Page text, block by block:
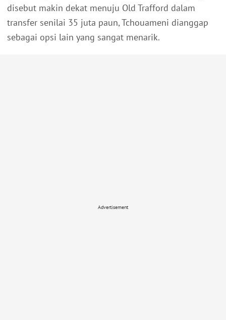
disebut makin dekat menuju Old Trafford dalam
transfer senilai 35 juta paun, Tchouameni dianggap
sebagai opsi lain yang sangat menarik.
Advertisement